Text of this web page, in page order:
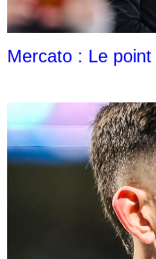
Mercato : Le